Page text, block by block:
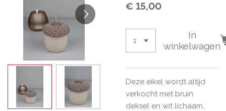
€ 15,00
In
winkelwagen
Deze eikel wordt altijd
verkocht met bruin
deksel en wit lichaam.